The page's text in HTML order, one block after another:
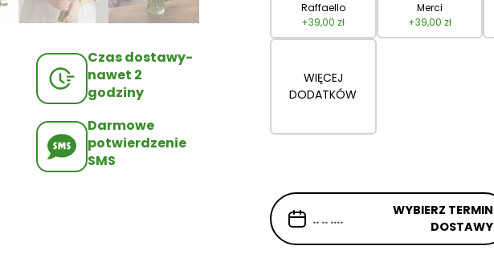
Czas dostawy-
nawet 2
godziny
Darmowe
potwierdzenie
SMS
Raffaello
+39,00 zł
Merci
+39,00 zł
WIĘCEJ
DODATKÓW
WYBIERZ TERMIN
DOSTAWY